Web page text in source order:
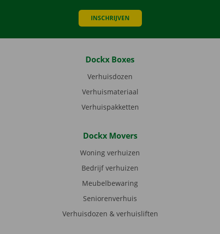
INSCHRIJVEN
Dockx Boxes
Verhuisdozen
Verhuismateriaal
Verhuispakketten
Dockx Movers
Woning verhuizen
Bedrijf verhuizen
Meubelbewaring
Seniorenverhuis
Verhuisdozen & verhuisliften